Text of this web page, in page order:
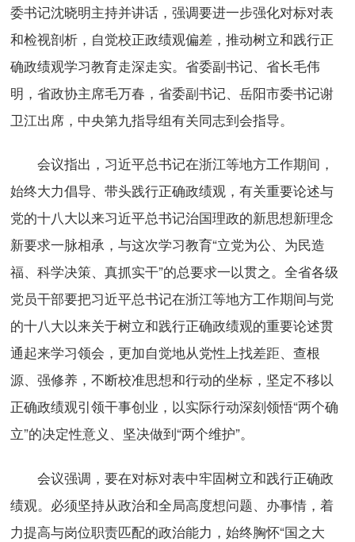
委书记沈晓明主持并讲话，强调要进一步强化对标对表
和检视剖析，自觉校正政绩观偏差，推动树立和践行正
确政绩观学习教育走深走实。省委副书记、省长毛伟
明，省政协主席毛万春，省委副书记、岳阳市委书记谢
卫江出席，中央第九指导组有关同志到会指导。
会议指出，习近平总书记在浙江等地方工作期间，
始终大力倡导、带头践行正确政绩观，有关重要论述与
党的十八大以来习近平总书记治国理政的新思想新理念
新要求一脉相承，与这次学习教育“立党为公、为民造
福、科学决策、真抓实干”的总要求一以贯之。全省各级
党员干部要把习近平总书记在浙江等地方工作期间与党
的十八大以来关于树立和践行正确政绩观的重要论述贯
通起来学习领会，更加自觉地从党性上找差距、查根
源、强修养，不断校准思想和行动的坐标，坚定不移以
正确政绩观引领干事创业，以实际行动深刻领悟“两个确
立”的决定性意义、坚决做到“两个维护”。
会议强调，要在对标对表中牢固树立和践行正确政
绩观。必须坚持从政治和全局高度想问题、办事情，着
力提高与岗位职责匹配的政治能力，始终胸怀“国之大